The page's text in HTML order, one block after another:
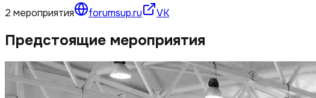
2 мероприятия forumsup.ru VK
Предстоящие мероприятия